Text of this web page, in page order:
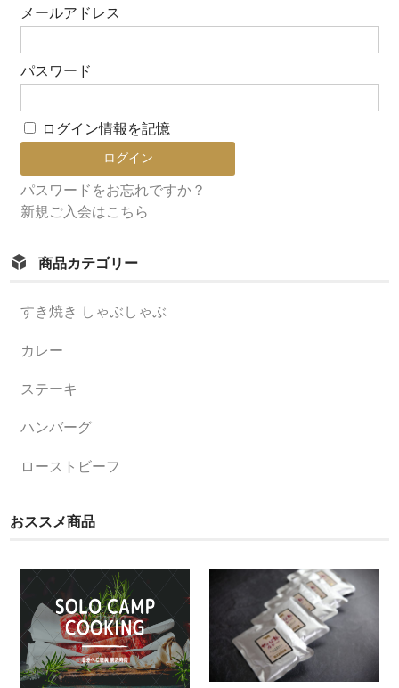
メールアドレス
パスワード
ログイン情報を記憶
パスワードをお忘れですか？
新規ご入会はこちら
商品カテゴリー
すき焼き しゃぶしゃぶ
カレー
ステーキ
ハンバーグ
ローストビーフ
おススメ商品